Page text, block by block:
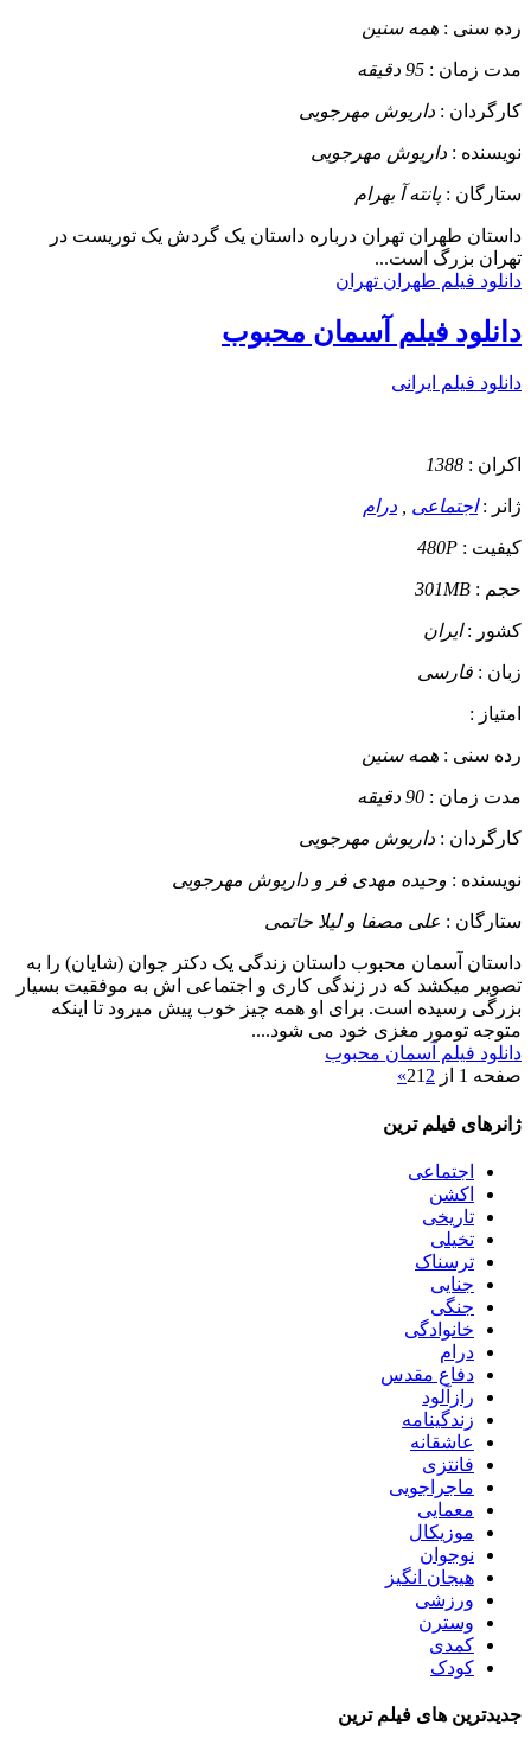
رده سنی : همه سنین
مدت زمان : 95 دقیقه
کارگردان : داریوش مهرجویی
نویسنده : داریوش مهرجویی
ستارگان :پانته آ بهرام
داستان طهران تهران درباره داستان یک گردش یک توریست در
تهران بزرگ است...
دانلود فیلم طهران تهران
دانلود فیلم آسمان محبوب
دانلود فیلم ایرانی
اکران : 1388
ژانر :اجتماعی , درام
کیفیت : 480P
حجم : 301MB
کشور :ایران
زبان : فارسی
امتیاز :
رده سنی : همه سنین
مدت زمان : 90 دقیقه
کارگردان : داریوش مهرجویی
نویسنده : وحیده مهدی فر و داریوش مهرجویی
ستارگان : علی مصفا و لیلا حاتمی
داستان آسمان محبوب داستان زندگی یک دکتر جوان (شایان) را به
تصویر میکشد که در زندگی کاری و اجتماعی اش به موفقیت بسیار
بزرگی رسیده است. برای او همه چیز خوب پیش میرود تا اینکه
متوجه تومور مغزی خود می شود....
دانلود فیلم آسمان محبوب
صفحه 1 از 2
12
»
ژانرهای فیلم ترین
اجتماعی
اکشن
تاریخی
تخیلی
ترسناک
جنایی
جنگی
خانوادگی
درام
دفاع مقدس
رازآلود
زندگینامه
عاشقانه
فانتزی
ماجراجویی
معمایی
موزیکال
نوجوان
هیجان انگیز
ورزشی
وسترن
کمدی
کودک
جدیدترین های فیلم ترین